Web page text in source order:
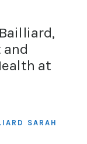
at
SARAH